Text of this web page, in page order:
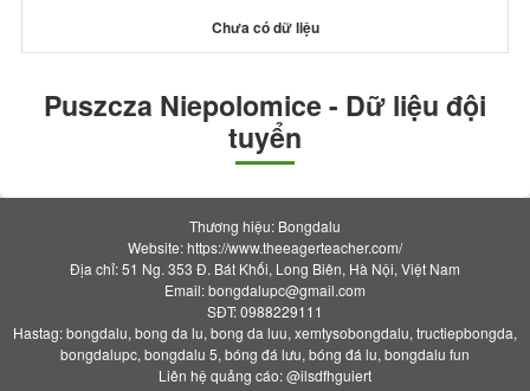
Chưa có dữ liệu
Puszcza Niepolomice - Dữ liệu đội
tuyển
Thương hiệu: Bongdalu
Website: https://www.theeagerteacher.com/
Địa chỉ: 51 Ng. 353 Đ. Bát Khối, Long Biên, Hà Nội, Việt Nam
Email:bongdalupc@gmail.com
SĐT: 0988229111
Hastag: bongdalu, bong da lu, bong da luu, xemtysobongdalu, tructiepbongda,
bongdalupc, bongdalu 5, bóng đá lưu, bóng đá lu, bongdalu fun
Liên hệ quảng cáo: @ilsdfhguiert